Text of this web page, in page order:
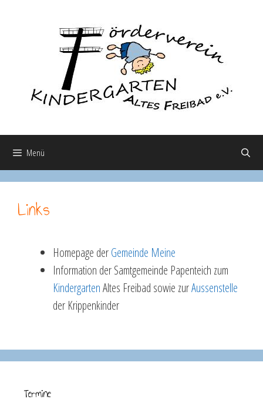
Menü
Links
Homepage derGemeinde Meine
Information der Samtgemeinde Papenteich zum
KindergartenAltes Freibad sowie zurAussenstelle
der Krippenkinder
Termine